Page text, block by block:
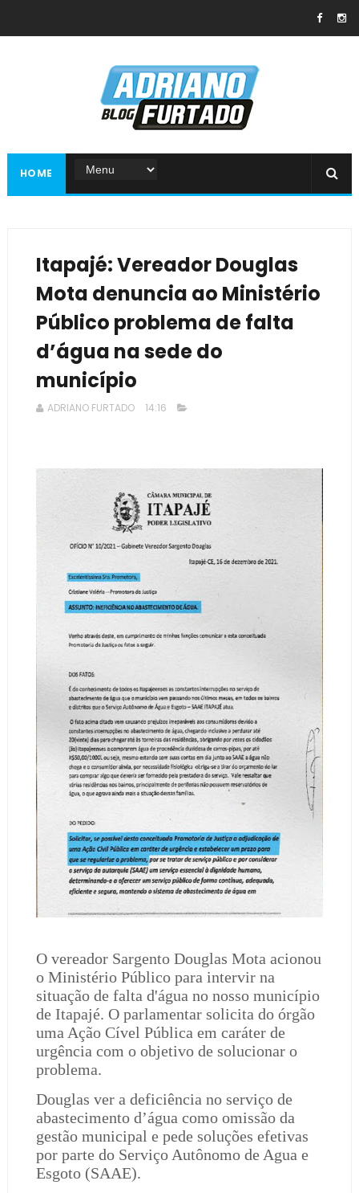
HOME
Itapajé: Vereador Douglas
Mota denuncia ao Ministério
Público problema de falta
d’água na sede do
município
ADRIANO FURTADO 14:16
O vereador Sargento Douglas Mota acionou
o Ministério Público para intervir na
situação de falta d'água no nosso município
de Itapajé. O parlamentar solicita do órgão
uma Ação Cível Pública em caráter de
urgência com o objetivo de solucionar o
problema.
Douglas ver a deficiência no serviço de
abastecimento d’água como omissão da
gestão municipal e pede soluções efetivas
por parte do Serviço Autônomo de Agua e
Esgoto (SAAE).